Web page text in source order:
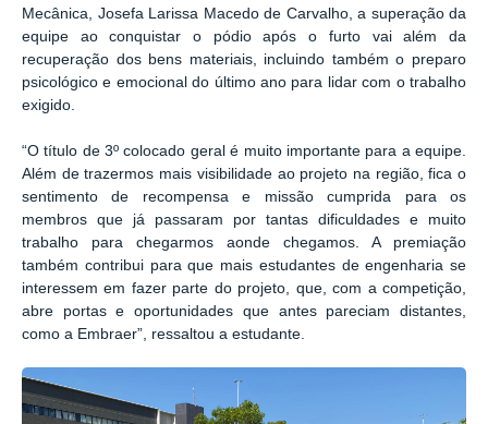
Mecânica, Josefa Larissa Macedo de Carvalho, a superação da
equipe ao conquistar o pódio após o furto vai além da
recuperação dos bens materiais, incluindo também o preparo
psicológico e emocional do último ano para lidar com o trabalho
exigido.
“O título de 3º colocado geral é muito importante para a equipe.
Além de trazermos mais visibilidade ao projeto na região, fica o
sentimento de recompensa e missão cumprida para os
membros que já passaram por tantas dificuldades e muito
trabalho para chegarmos aonde chegamos. A premiação
também contribui para que mais estudantes de engenharia se
interessem em fazer parte do projeto, que, com a competição,
abre portas e oportunidades que antes pareciam distantes,
como a Embraer”, ressaltou a estudante.